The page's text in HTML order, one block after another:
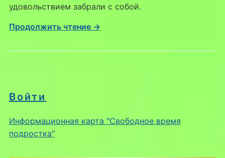
Войти
Информационная карта "Свободное время
подростка"
удовольствием забрали с собой.
Продолжить чтение →